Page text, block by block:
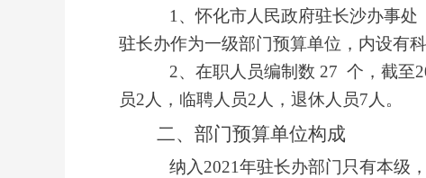
1、怀化市人民政府驻长沙办事处
驻长办作为一级部门预算单位，内设有
2、在职人员编制数 27 个，截至
员2人，临聘人员2人，退休人员7人。
二、部门预算单位构成
纳入2021年驻长办部门只有本级